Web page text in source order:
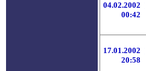
04.02.2002
00:42
17.01.2002
20:58